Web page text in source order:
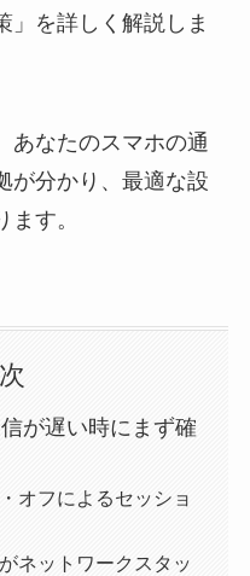
」を詳しく解説しま
あなたのスマホの通
が分かり、最適な設
す。
が遅い時にまず確
オフによるセッショ
ネットワークスタッ